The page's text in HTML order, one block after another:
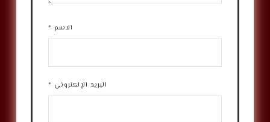
الاسم *
البريد الإلكتروني *